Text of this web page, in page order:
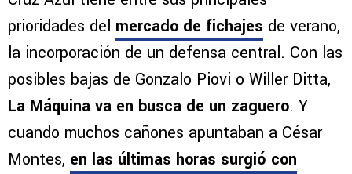
Síguenos en Google
Cruz Azul tiene entre sus principales
prioridades del
mercado de fichajes
de verano,
la incorporación de un defensa central. Con las
posibles bajas de Gonzalo Piovi o Willer Ditta,